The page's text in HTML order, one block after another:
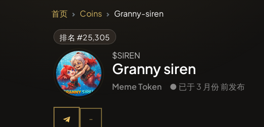
趋势
首页 Coins Granny-siren
排名 #25,305
$SIREN
Granny siren
Meme Token ● 已于 3 月份 前发布
-